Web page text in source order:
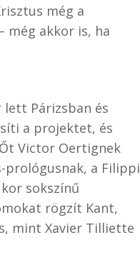
még a
még akkor is, ha
Párizsban és
a projektet, és
Victor Oertignek
prológusnak, a Filippi
sokszínű
rögzít Kant,
mint Xavier Tilliette